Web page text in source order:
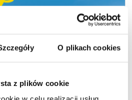
O plikach cookies
z plików cookie